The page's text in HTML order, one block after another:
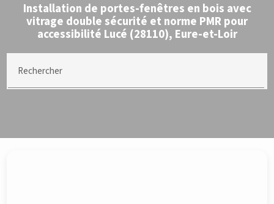
Installation de portes-fenêtres en bois avec
vitrage double sécurité et norme PMR pour
accessibilité Lucé (28110), Eure-et-Loir
Rechercher